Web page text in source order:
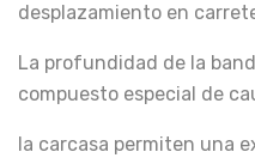
desplazamiento en
La profundidad de la
compuesto especial de
la carcasa permiten una